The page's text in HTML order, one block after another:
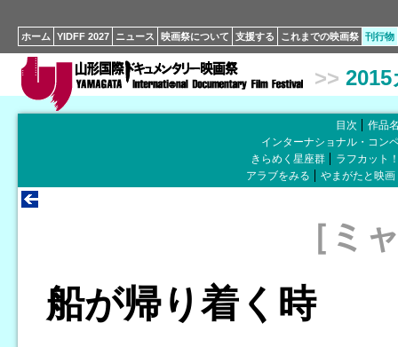
ホーム YIDFF 2027 ニュース 映画祭について 支援する これまでの映画祭 刊行物
>>
目次
作品
インターナショナル・コン
きらめく星座群
ラフカット
アラブをみる
やまがたと映画
［ミ
船が帰り着く時